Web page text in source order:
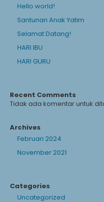
Hello world!
Santunan Anak Yatim
Selamat Datang!
HARI IBU
HARI GURU
Recent Comments
Tidak ada komentar untuk
Archives
Februari 2024
November 2021
Categories
Uncategorized